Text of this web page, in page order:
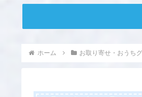
ホーム お取り寄せ・おうち